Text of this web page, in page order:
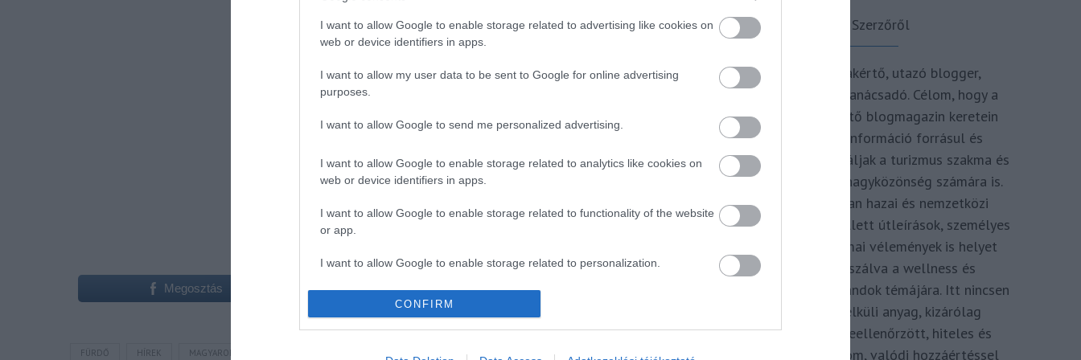
I want to allow Google to enable storage related to advertising like cookies on
web or device identifiers in apps.
I want to allow my user data to be sent to Google for online advertising
purposes.
I want to allow Google to send me personalized advertising.
I want to allow Google to enable storage related to analytics like cookies on
web or device identifiers in apps.
I want to allow Google to enable storage related to functionality of the website
or app.
I want to allow Google to enable storage related to personalization.
I want to allow Google to enable storage related to security, including
authentication functionality and fraud prevention, and other user protection.
CONFIRM
Megosztás Kérem nap végén az aznapi friss cikkeket!
FÜRDŐ HÍREK MAGYARORSZÁG
A Szerzőről
Turisztikai szakértő, utazó blogger,
vendégélmény tanácsadó. Célom, hogy a
kategória teremtő blogmagazin keretein
belül hiteles információ forrásul és
inspirációul szolgáljak a turizmus szakma és
az utazni vágyó nagyközönség számára is.
Repertoáromban hazai és nemzetközi
turizmus hírek mellett útleírások, személyes
ajánlók és szakmai vélemények is helyet
kapnak, fókuszálva a wellness és
termálfürdők, strandok témájára. Itt nincsen
hivatkozás nélküli anyag, kizárólag
többszörösen leellenőrzött, hiteles és
minőségi tartalom, valódi hozzáértéssel